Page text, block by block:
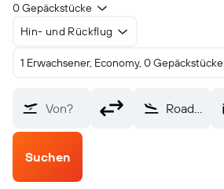
0 Gepäckstücke
Hin- und Rückflug
1 Erwachsener, Economy, 0 Gepäckstücke
Von? Road Town Beef Island (EIS)
Suchen